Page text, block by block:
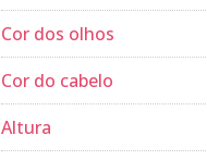
Cor dos olhos
Cor do cabelo
Altura